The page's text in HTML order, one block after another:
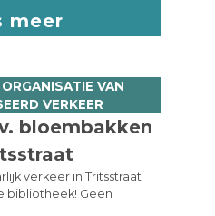
meer
VAN
VERKEER
bloembakken
verkeer in Tritsstraat
bibliotheek! Geen